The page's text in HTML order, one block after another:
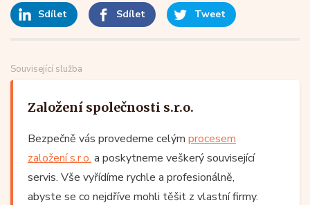
Sdílet Sdílet Tweet
Související služba
Založení společnosti s.r.o.
Bezpečně vás provedeme celým procesem
založení s.r.o. a poskytneme veškerý související
servis. Vše vyřídíme rychle a profesionálně,
abyste se co nejdříve mohli těšit z vlastní firmy.